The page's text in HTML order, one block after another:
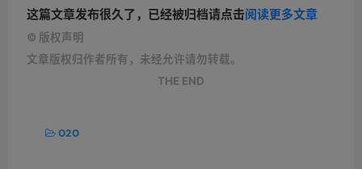
这篇文章发布很久了，已经被归档请点击阅读更多文章
© 版权声明
文章版权归作者所有，未经允许请勿转载。
THE END
O2O